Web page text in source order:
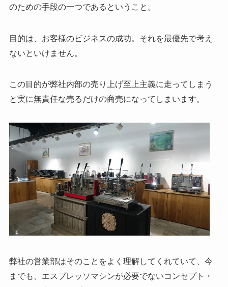
のための手段の一つであるということ。
目的は、お客様のビジネスの成功。それを最優先で考え
ないといけません。
この目的が弊社内部の売り上げ至上主義に走ってしまう
と実に無責任な売るだけの商売になってしまいます。
弊社の営業部はそのことをよく理解してくれていて、今
までも、エスプレッソマシンが必要でないコンセプト・